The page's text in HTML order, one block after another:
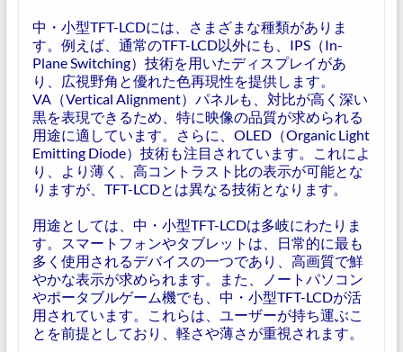
中・小型TFT-LCDには、さまざまな種類がありま
す。例えば、通常のTFT-LCD以外にも、IPS（In-
Plane Switching）技術を用いたディスプレイがあ
り、広視野角と優れた色再現性を提供します。
VA（Vertical Alignment）パネルも、対比が高く深い
黒を表現できるため、特に映像の品質が求められる
用途に適しています。さらに、OLED（Organic Light
Emitting Diode）技術も注目されています。これによ
り、より薄く、高コントラスト比の表示が可能とな
りますが、TFT-LCDとは異なる技術となります。
用途としては、中・小型TFT-LCDは多岐にわたりま
す。スマートフォンやタブレットは、日常的に最も
多く使用されるデバイスの一つであり、高画質で鮮
やかな表示が求められます。また、ノートパソコン
やポータブルゲーム機でも、中・小型TFT-LCDが活
用されています。これらは、ユーザーが持ち運ぶこ
とを前提としており、軽さや薄さが重視されます。